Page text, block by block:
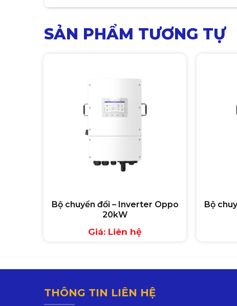
SẢN PHẨM TƯƠNG TỰ
Bộ chuyển đổi – Inverter Oppo
20kW
Giá: Liên hệ
Bộ
THÔNG TIN LIÊN HỆ